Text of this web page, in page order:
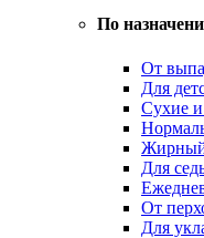
По
От
Для
Сухие
Жирный
Для
От
Для